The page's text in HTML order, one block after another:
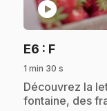
play_circle
E6 : F.
1 min 30 s
.Découvrez la
fontaine, des